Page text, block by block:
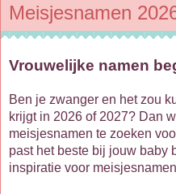
Meisjesnamen
Vrouwelijke namen
Ben je zwanger en het zou
krijgt in 2026 of 2027? Dan
meisjesnamen te zoeken
past het beste bij jouw baby
inspiratie voor